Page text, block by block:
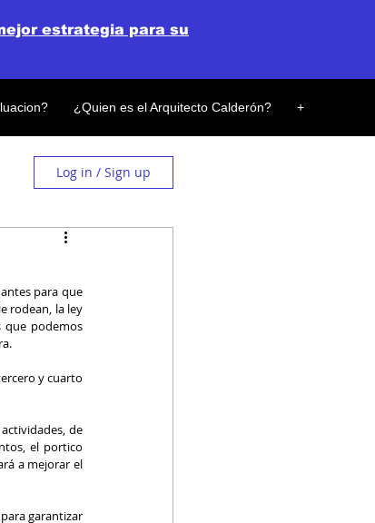
¿Quien es el Arquitecto Calderón? +
estrategia para su
Log in / Sign up
para que
rodean, la ley
que podemos
y cuarto
de
el portico
a mejorar el
garantizar